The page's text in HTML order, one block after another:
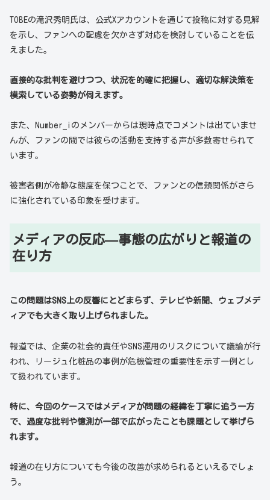
TOBEの滝沢秀明氏は、公式Xアカウントを通じて投稿に対する見解
を示し、ファンへの配慮を欠かさず対応を検討していることを伝
えました。
直接的な批判を避けつつ、状況を的確に把握し、適切な解決策を
模索している姿勢が伺えます。
また、Number_iのメンバーからは現時点でコメントは出ていませ
んが、ファンの間では彼らの活動を支持する声が多数寄せられて
います。
被害者側が冷静な態度を保つことで、ファンとの信頼関係がさら
に強化されている印象を受けます。
メディアの反応—事態の広がりと報道の
在り方
この問題はSNS上の反響にとどまらず、テレビや新聞、ウェブメデ
ィアでも大きく取り上げられました。
報道では、企業の社会的責任やSNS運用のリスクについて議論が行
われ、リージュ化粧品の事例が危機管理の重要性を示す一例とし
て扱われています。
特に、今回のケースではメディアが問題の経緯を丁寧に追う一方
で、過度な批判や憶測が一部で広がったことも課題として挙げら
れます。
報道の在り方についても今後の改善が求められるといえるでしょ
う。